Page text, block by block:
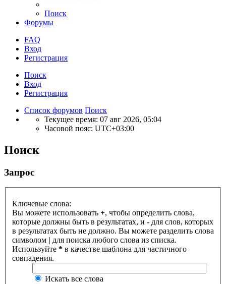
Поиск
Форумы
FAQ
Вход
Регистрация
Поиск
Вход
Регистрация
Список форумов Поиск
Текущее время: 07 авг 2026, 05:04
Часовой пояс: UTC+03:00
Поиск
Запрос
Ключевые слова:
Вы можете использовать +, чтобы определить слова,
которые должны быть в результатах, и - для слов, которых
в результатах быть не должно. Вы можете разделить слова
символом | для поиска любого слова из списка.
Используйте * в качестве шаблона для частичного
совпадения.
Искать все слова